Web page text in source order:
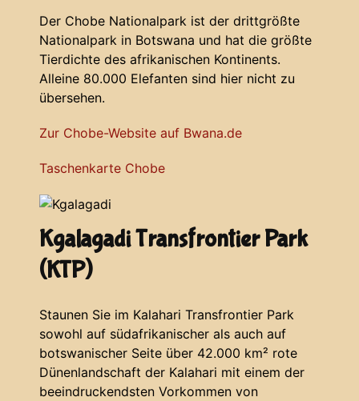
Der Chobe Nationalpark ist der drittgrößte
Nationalpark in Botswana und hat die größte
Tierdichte des afrikanischen Kontinents.
Alleine 80.000 Elefanten sind hier nicht zu
übersehen.
Zur Chobe-Website auf Bwana.de
Taschenkarte Chobe
Kgalagadi Transfrontier Park
(KTP)
Staunen Sie im Kalahari Transfrontier Park
sowohl auf südafrikanischer als auch auf
botswanischer Seite über 42.000 km² rote
Dünenlandschaft der Kalahari mit einem der
beeindruckendsten Vorkommen von